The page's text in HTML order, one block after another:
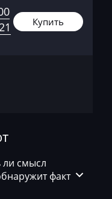
Купить
ли смысл
факт